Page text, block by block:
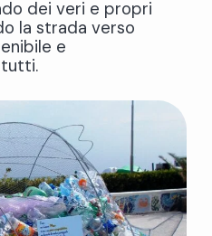
dei veri e propri
la strada verso
e